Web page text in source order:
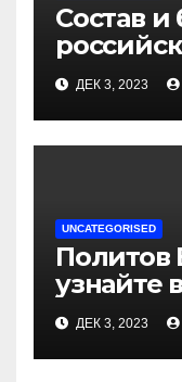
Состав
—
и судьбы
ДЕК 3, 2023
UNCATEGORISED
узнайте
ДЕК 3, 2023